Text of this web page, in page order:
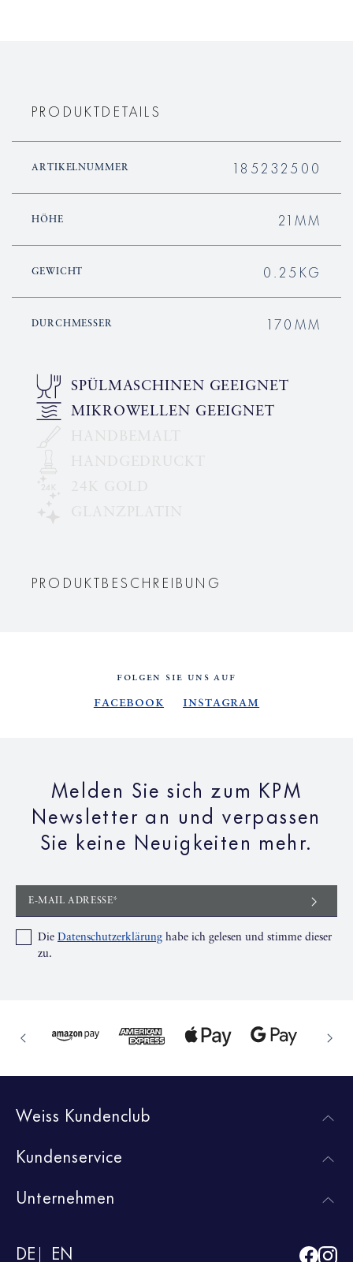
PRODUKTDETAILS
ARTIKELNUMMER 185232500
HÖHE 21MM
GEWICHT 0.25KG
DURCHMESSER 170MM
SPÜLMASCHINEN GEEIGNET
MIKROWELLEN GEEIGNET
PRODUKTBESCHREIBUNG
FOLGEN SIE UNS AUF
Facebook Instagram
Melden Sie sich zum KPM
Newsletter an und verpassen
Sie keine Neuigkeiten mehr.
E-MAIL ADRESSE*
Die Datenschutzerklärung habe ich gelesen und stimme dieser
zu.
Weiss Kundenclub
Kundenservice
Unternehmen
DE EN